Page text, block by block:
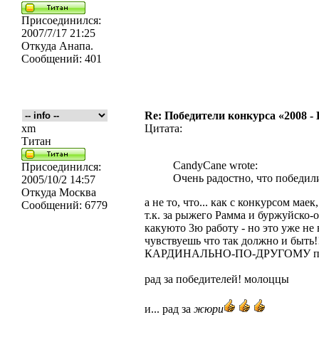
Присоединился:
2007/7/17 21:25
Откуда Анапа.
Сообщений: 401
Re: Победители конкурса «2008
xm
Титан
Присоединился:
2005/10/2 14:57
Откуда Москва
Сообщений: 6779
Цитата:
CandyCane wrote:
Очень радостно, что
а не то, что... как с конкурсом
т.к. за рыжего Рамма и буржуйско-
какуюто 3ю работу - но это уже не
чувствуешь что так должно и
КАРДИНАЛЬНО-ПО-ДРУГОМУ
рад за победителей! молоццы
и... рад за жюри